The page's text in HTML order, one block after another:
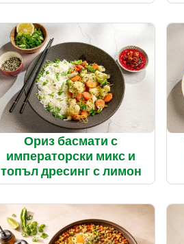
Ориз басмати с
императорски микс и
топъл дресинг с лимон